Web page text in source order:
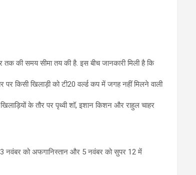
की समय सीमा तय की है. इस बीच जानकारी मिली है कि
किसी खिलाड़ी को टी20 वर्ल्ड कप में जगह नहीं मिलने वाली
खिलाड़ियों के तौर पर पृथ्वी शॉ, इशान किशन और राहुल चाहर
नवंबर को अफगानिस्तान और 5 नवंबर को सुपर 12 में